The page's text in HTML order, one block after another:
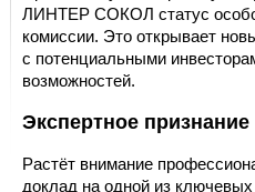
ЛИНТЕР СОКОЛ статус особо
комиссии. Это открывает
с потенциальными
возможностей.
Экспертное признание
Растёт внимание
доклад на одной из